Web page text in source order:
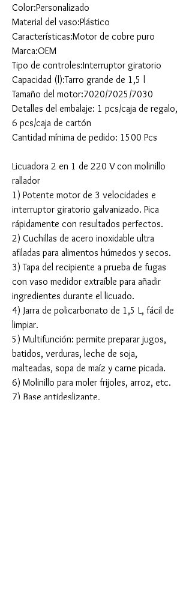
Color:Personalizado
Material del vaso:Plástico
Características:Motor de cobre puro
Marca:OEM
Tipo de controles:Interruptor giratorio
Capacidad (l):Tarro grande de 1,5 l
Tamaño del motor:7020/7025/7030
Detalles del embalaje: 1 pcs/caja de regalo,
6 pcs/caja de cartón
Cantidad mínima de pedido: 1500 Pcs
Licuadora 2 en 1 de 220 V con molinillo
rallador
1) Potente motor de 3 velocidades e
interruptor giratorio galvanizado. Pica
rápidamente con resultados perfectos.
2) Cuchillas de acero inoxidable ultra
afiladas para alimentos húmedos y secos.
3) Tapa del recipiente a prueba de fugas
con vaso medidor extraíble para añadir
ingredientes durante el licuado.
4) Jarra de policarbonato de 1,5 L, fácil de
limpiar.
5) Multifunción: permite preparar jugos,
batidos, verduras, leche de soja,
malteadas, sopa de maíz y carne picada.
6) Molinillo para moler frijoles, arroz, etc.
7) Base antideslizante.